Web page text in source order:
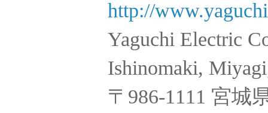
http://
Yaguchi Electric
Ishinomaki,
〒986-1111 宮城